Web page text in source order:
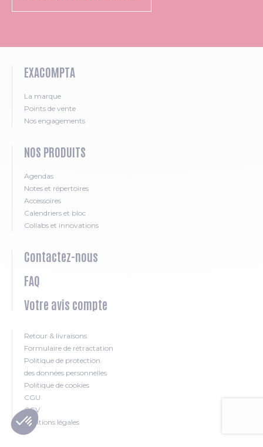
EXACOMPTA
La marque
Points de vente
Nos engagements
NOS PRODUITS
Agendas
Notes et répertoires
Accessoires
Calendriers et bloc
Collabs et innovations
Contactez-nous
FAQ
Votre avis compte
Retour & livraisons
Formulaire de rétractation
Politique de protection
des données personnelles
Politique de cookies
CGU
CGV
Mentions légales